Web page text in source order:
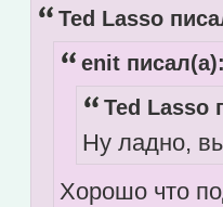
Ted Lasso
enit
Ted Lasso
Ну ладно,
Хорошо что